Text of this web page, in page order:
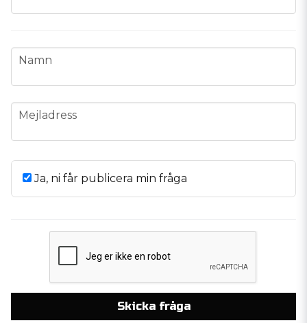
name
Namn
email
Mejladress
Ja, ni får publicera min fråga
Skicka fråga